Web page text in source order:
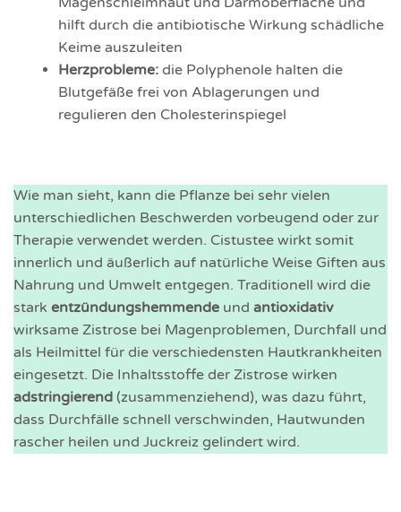
hilft durch die antibiotische Wirkung schädliche
Keime auszuleiten
Herzprobleme: die Polyphenole halten die
Blutgefäße frei von Ablagerungen und
regulieren den Cholesterinspiegel
Wie man sieht, kann die Pflanze bei sehr vielen
unterschiedlichen Beschwerden vorbeugend oder zur
Therapie verwendet werden. Cistustee wirkt somit
innerlich und äußerlich auf natürliche Weise Giften aus
Nahrung und Umwelt entgegen. Traditionell wird die
stark entzündungshemmende und antioxidativ
wirksame Zistrose bei Magenproblemen, Durchfall und
als Heilmittel für die verschiedensten Hautkrankheiten
eingesetzt. Die Inhaltsstoffe der Zistrose wirken
adstringierend (zusammenziehend), was dazu führt,
dass Durchfälle schnell verschwinden, Hautwunden
rascher heilen und Juckreiz gelindert wird.